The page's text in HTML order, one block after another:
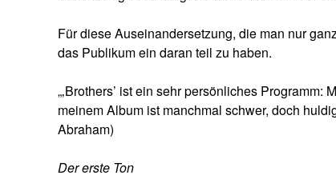
Für diese Auseinandersetzung, die man nur
das Publikum ein daran teil zu haben.
„‚Brothers’ ist ein sehr persönliches
meinem Album ist manchmal schwer, doch
Abraham)
Der erste Ton